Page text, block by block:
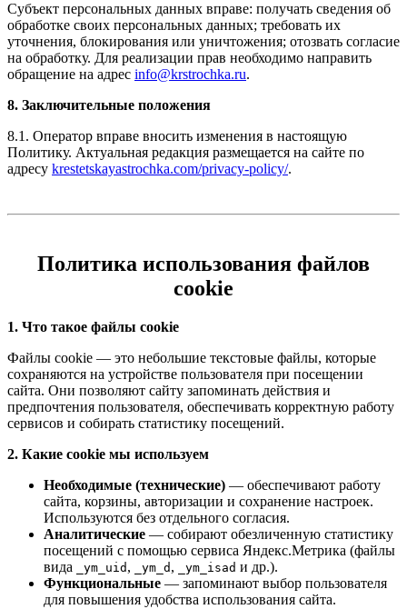
Субъект персональных данных вправе: получать сведения об
обработке своих персональных данных; требовать их
уточнения, блокирования или уничтожения; отозвать согласие
на обработку. Для реализации прав необходимо направить
обращение на адрес info@krstrochka.ru.
8. Заключительные положения
8.1. Оператор вправе вносить изменения в настоящую
Политику. Актуальная редакция размещается на сайте по
адресу krestetskayastrochka.com/privacy-policy/.
Политика использования файлов
cookie
1. Что такое файлы cookie
Файлы cookie — это небольшие текстовые файлы, которые
сохраняются на устройстве пользователя при посещении
сайта. Они позволяют сайту запоминать действия и
предпочтения пользователя, обеспечивать корректную работу
сервисов и собирать статистику посещений.
2. Какие cookie мы используем
Необходимые (технические) — обеспечивают работу
сайта, корзины, авторизации и сохранение настроек.
Используются без отдельного согласия.
Аналитические — собирают обезличенную статистику
посещений с помощью сервиса Яндекс.Метрика (файлы
вида
_ym_uid , _ym_d , _ym_isad и др.).
Функциональные — запоминают выбор пользователя
для повышения удобства использования сайта.